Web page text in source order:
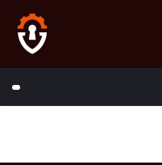
Aller
contenu